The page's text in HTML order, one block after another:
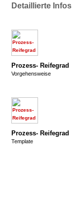
Detaillierte Infos
Prozess- Reifegrad
Vorgehensweise
Prozess- Reifegrad
Template